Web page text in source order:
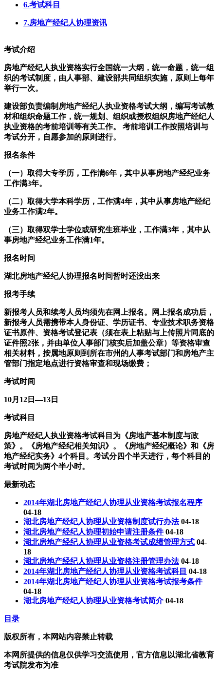
6.考试科目
7.房地产经纪人协理资讯
考试介绍
房地产经纪人执业资格实行全国统一大纲，统一命题，统一组
织的考试制度，由人事部、建设部共同组织实施，原则上每年
举行一次。
建设部负责编制房地产经纪人执业资格考试大纲，编写考试教
材和组织命题工作，统一规划、组织或授权组织房地产经纪人
执业资格的考前培训等有关工作。 考前培训工作按照培训与
考试分开，自愿参加的原则进行。
报名条件
（一）取得大专学历，工作满6年，其中从事房地产经纪业务
工作满3年。
（二）取得大学本科学历，工作满4年，其中从事房地产经纪
业务工作满2年。
（三）取得双学士学位或研究生班毕业，工作满3年，其中从
事房地产经纪业务工作满1年。
报名时间
湖北房地产经纪人协理报名时间暂时还没出来
报考手续
新报考人员和续考人员均须先在网上报名。网上报名成功后，
新报考人员需携带本人身份证、学历证书、专业技术职务资格
证书原件、资格考试登记表（须在表上粘贴与上传照片同底的
证件照2张，并由单位人事部门核实后加盖公章）等资格审查
相关材料，按属地原则到所在市州的人事考试部门和房地产主
管部门指定地点进行资格审查和现场缴费；
考试时间
10月12日—13日
考试科目
房地产经纪人执业资格考试科目为《房地产基本制度与政
策》。《房地产经纪相关知识》。《房地产经纪概论》和《房
地产经纪实务》4个科目。考试分四个半天进行，每个科目的
考试时间为两个半小时。
最新动态
2014年湖北房地产经纪人协理从业资格考试报名程序
04-18
湖北房地产经纪人协理从业资格制度试行办法 04-18
湖北房地产经纪人协理初始申请注册条件 04-18
湖北房地产经纪人协理从业资格考试成绩管理方式 04-
18
湖北房地产经纪人协理从业资格注册管理办法 04-18
2014年湖北房地产经纪人协理从业资格考试科目 04-18
2014年湖北房地产经纪人协理从业资格考试报考条件
04-18
湖北房地产经纪人协理从业资格考试简介 04-18
目录
版权所有，本网站内容禁止转载
本网所提供的信息仅供学习交流使用，官方信息以湖北省教育
考试院发布为准